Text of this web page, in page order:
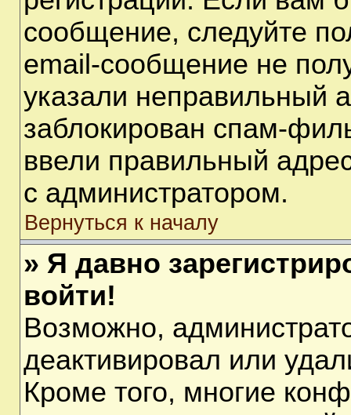
сообщение, следуйте
email-сообщение не
указали неправильный
заблокирован спам-
ввели правильный
с администратором.
Вернуться к началу
» Я давно
войти!
Возможно,
деактивировал или
Кроме того, многие